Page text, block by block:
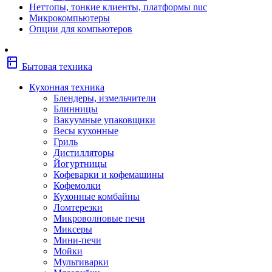
Фены
Щипцы
Электробритвы
Сушильные машины
Морозильные камеры
Плиты
Посудомоечные машины
Водонагреватели
Бойлеры
Встраиваемая техника
комбинированные
Духовые шкафы газовые
Неттопы, тонкие клиенты, платформы nuc
Микрокомпьютеры
Опции для компьютеров
kitchen Бытовая техника
Кухонная техника
Блендеры, измельчители
Блинницы
Вакуумные упаковщики
Весы кухонные
Гриль
Дистилляторы
Йогуртницы
Кофеварки и кофемашины
Кофемолки
Кухонные комбайны
Ломтерезки
Микроволновые печи
Миксеры
Мини-печи
Мойки
Мультиварки